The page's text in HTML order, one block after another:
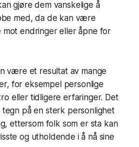
gjøre dem vanskelige å
med, da de kan være
mot endringer eller åpne for
være et resultat av mange
for eksempel personlige
eller tidligere erfaringer. Det
på en sterk personlighet
ettersom folk som er sta kan
og utholdende i å nå sine